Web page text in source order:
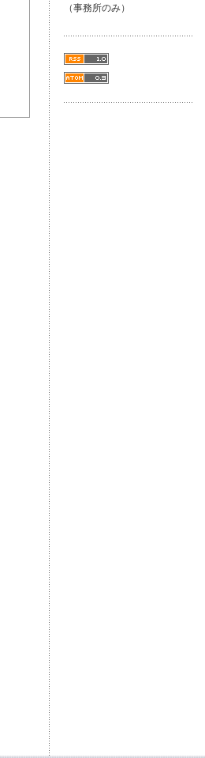
（事務所のみ）